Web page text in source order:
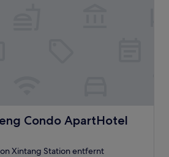
Condo ApartHotel
ApartHotel
Xintang Station entfernt